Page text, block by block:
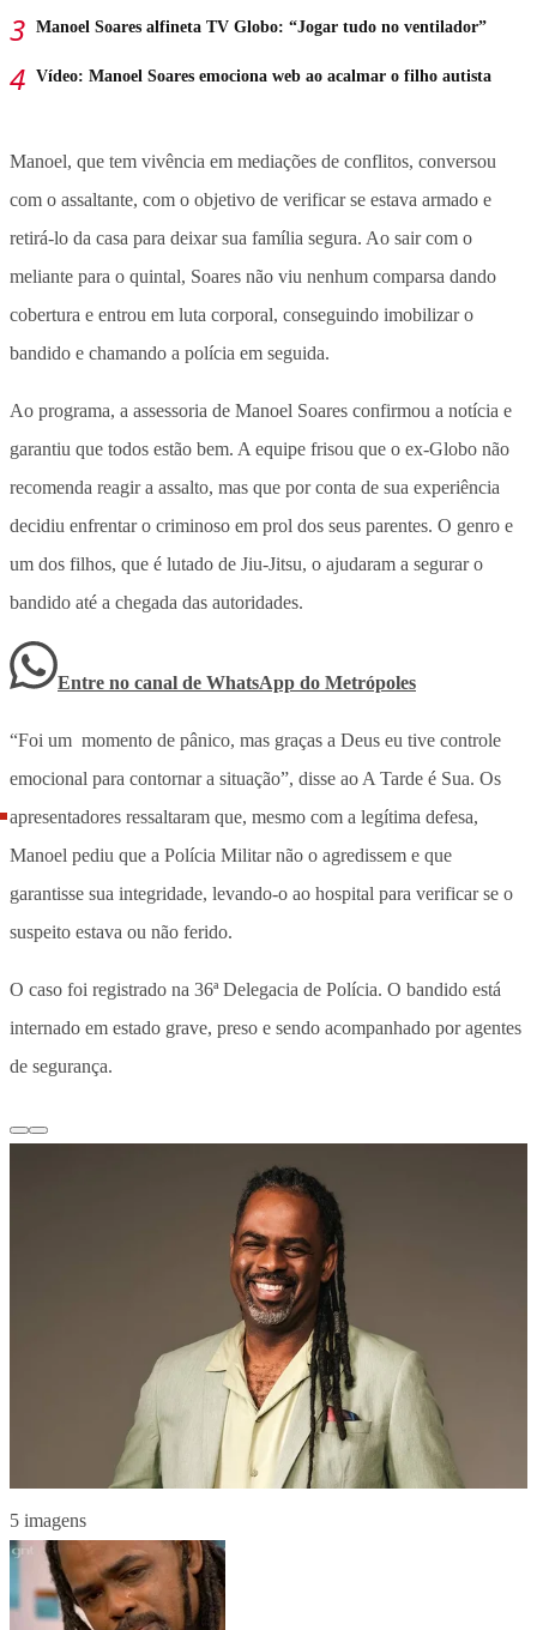
Manoel Soares alfineta TV Globo: “Jogar tudo no ventilador”
Vídeo: Manoel Soares emociona web ao acalmar o filho autista
Manoel, que tem vivência em mediações de conflitos, conversou
com o assaltante, com o objetivo de verificar se estava armado e
retirá-lo da casa para deixar sua família segura. Ao sair com o
meliante para o quintal, Soares não viu nenhum comparsa dando
cobertura e entrou em luta corporal, conseguindo imobilizar o
bandido e chamando a polícia em seguida.
Ao programa, a assessoria de Manoel Soares confirmou a notícia e
garantiu que todos estão bem. A equipe frisou que o ex-Globo não
recomenda reagir a assalto, mas que por conta de sua experiência
decidiu enfrentar o criminoso em prol dos seus parentes. O genro e
um dos filhos, que é lutado de Jiu-Jitsu, o ajudaram a segurar o
bandido até a chegada das autoridades.
Entre no canal de WhatsApp do Metrópoles
“Foi um momento de pânico, mas graças a Deus eu tive controle
emocional para contornar a situação”, disse ao A Tarde é Sua. Os
apresentadores ressaltaram que, mesmo com a legítima defesa,
Manoel pediu que a Polícia Militar não o agredissem e que
garantisse sua integridade, levando-o ao hospital para verificar se o
suspeito estava ou não ferido.
O caso foi registrado na 36ª Delegacia de Polícia. O bandido está
internado em estado grave, preso e sendo acompanhado por agentes
de segurança.
5 imagens